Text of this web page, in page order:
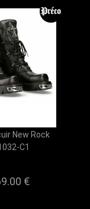
New Rock
C1
€